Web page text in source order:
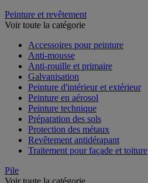
Peinture et revêtement
Voir toute la catégorie
Accessoires pour peinture
Anti-mousse
Anti-rouille et primaire
Galvanisation
Peinture d'intérieur et extérieur
Peinture en aérosol
Peinture technique
Préparation des sols
Protection des métaux
Revêtement antidérapant
Traitement pour façade et toiture
Pile
Voir toute la catégorie